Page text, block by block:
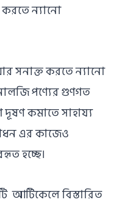
করতে ন্যানো
সনাক্ত করতে ন্যানো
পণ্যের গুণগত
দূষণ কমাতে সাহায্য
এর কাজেও
হচ্ছে।
বিস্তারিত